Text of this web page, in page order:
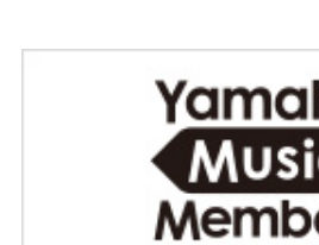
（土・日・祝日を除く）
（株）ヤマハミュージックジャパン
メールでのお問
メールフォ